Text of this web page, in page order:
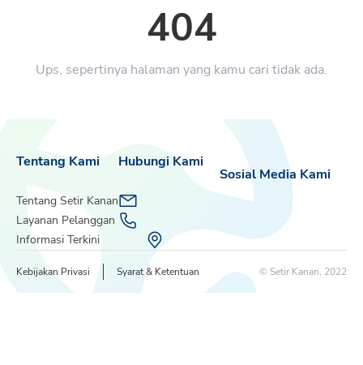
404
Ups, sepertinya halaman yang kamu cari tidak ada.
Tentang Kami
Tentang Setir Kanan
Layanan Pelanggan
Informasi Terkini
Sosial Media Kami
Hubungi Kami
Kebijakan Privasi Syarat & Ketentuan © Setir Kanan, 2022